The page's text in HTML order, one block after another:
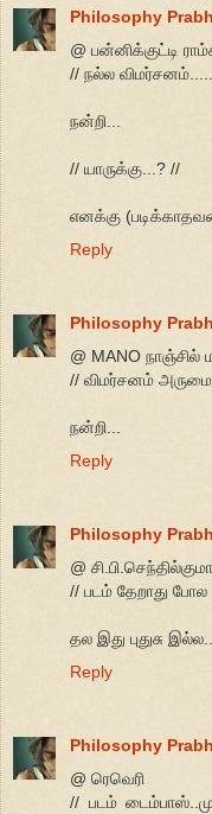
Philosophy
@ பன்னிக்குட்டி
// நல்ல
நன்றி...
// யாருக்கு...? //
எனக்கு
Reply
Philosophy
@ MANO
// விமர்சனம்
நன்றி...
Reply
Philosophy
@
// படம் தேறாது போல
தல இது புதுசு
Reply
Philosophy
@ ரெவெரி
// படம்